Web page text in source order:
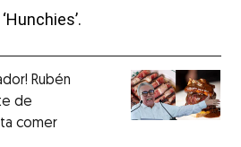
Rubén
de
comer